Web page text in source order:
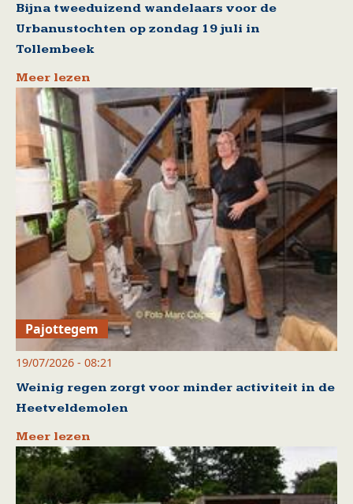
Bijna tweeduizend wandelaars voor de
Urbanustochten op zondag 19 juli in
Tollembeek
Meer lezen
Pajottegem
19/07/2026 - 08:21
Weinig regen zorgt voor minder activiteit in de
Heetveldemolen
Meer lezen